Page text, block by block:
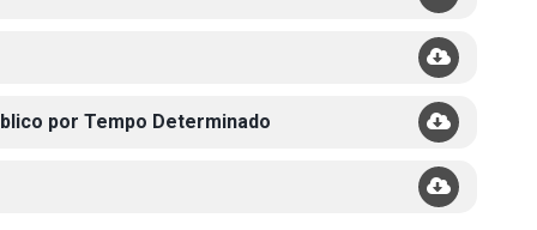
por Tempo Determinado